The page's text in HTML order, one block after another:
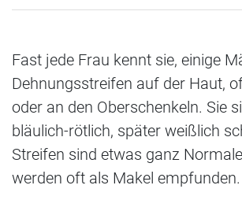
Fast jede Frau kennt sie, einige
Dehnungsstreifen auf der Haut,
oder an den Oberschenkeln. Sie
bläulich-rötlich, später weißlich
Streifen sind etwas ganz
werden oft als Makel empfunden.